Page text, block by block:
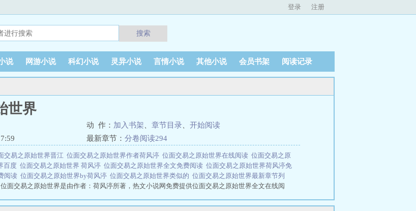
登录 注册
搜索
说 网游小说 科幻小说 灵异小说 言情小说 其他小说 会员书架 阅读记录
世界
动 作： 加入书架 章节目录
开始阅读
最新章节： 分卷阅读294
交易之原始世界晋江 位面交易之原始世界作者荷风渟 位面交易之原始世界在线阅读 位面交易之原
百度 位面交易之原始世界 荷风渟 位面交易之原始世界全文免费阅读 位面交易之原始世界荷风渟免
阅读 位面交易之原始世界by荷风渟 位面交易之原始世界类似的 位面交易之原始世界最新章节列
位面交易之原始世界是由作者：荷风渟所著，热文小说网免费提供位面交易之原始世界全文在线阅
www.rewenxs.cc位面交易之原始世界